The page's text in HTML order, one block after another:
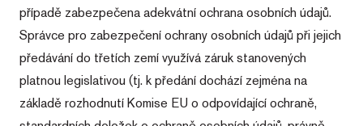
případě zabezpečena adekvátní ochrana osobních údajů.
Správce pro zabezpečení ochrany osobních údajů při jejich
předávání do třetích zemí využívá záruk stanovených
platnou legislativou (tj. k předání dochází zejména na
základě rozhodnutí Komise EU o odpovídající ochraně,